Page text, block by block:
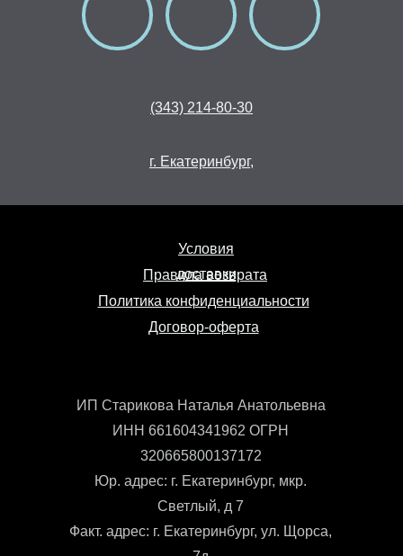
(343) 214-80-30
г. Екатеринбург,
ИП Старикова Наталья Анатольевна
ИНН 661604341962 ОГРН
320665800137172
Юр. адрес: г. Екатеринбург, мкр.
Светлый, д 7
Факт. адрес: г. Екатеринбург, ул. Щорса,
Политика конфиденциальности
Условия
доставки
Правила возврата
Договор-оферта